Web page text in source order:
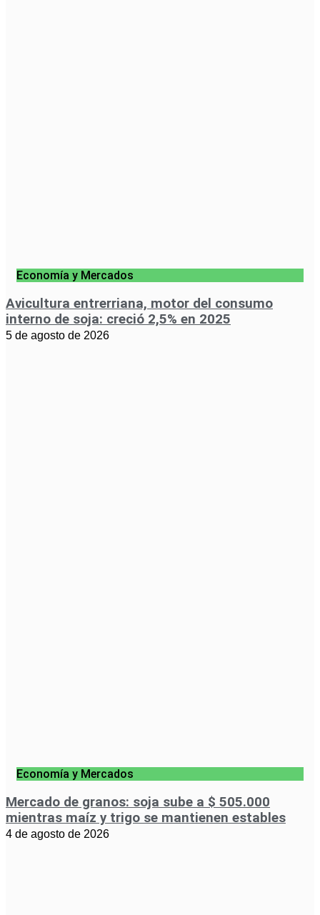
Economía y Mercados
Avicultura entrerriana, motor del consumo
interno de soja: creció 2,5% en 2025
5 de agosto de 2026
Economía y Mercados
Mercado de granos: soja sube a $ 505.000
mientras maíz y trigo se mantienen estables
4 de agosto de 2026